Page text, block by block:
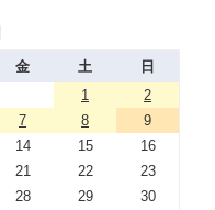
金 土
日
1
2
7 8
9
14 15
16
21 22
23
28 29 30